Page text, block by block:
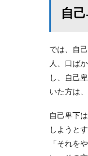
自
では、自
人、口ば
し、
自己
いた方は
自己卑下
しようと
「それを